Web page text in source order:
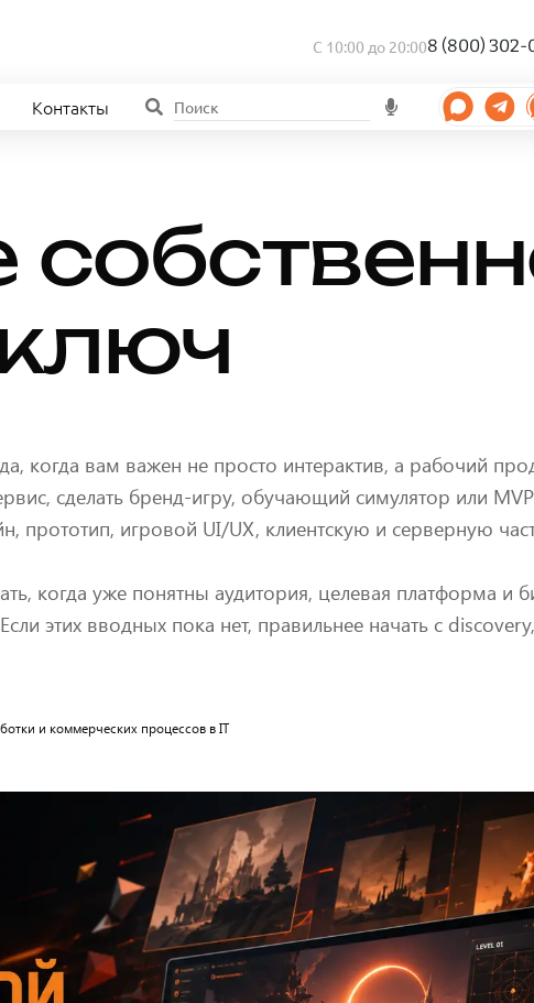
С 10:00 до 20:008 (800) 302-
Контакты
когда вам важен не просто интерактив, а рабочий
сделать бренд-игру, обучающий симулятор или
прототип, игровой UI/UX, клиентскую и серверную
когда уже понятны аудитория, целевая платформа и
этих вводных пока нет, правильнее начать с
и коммерческих процессов в IT